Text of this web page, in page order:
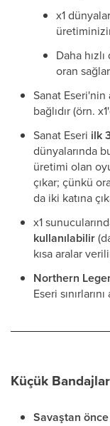
x1
Daha
oran
Sanat Eseri'nin
bağlıdır (örn.
Sanat Eseri ilk
dünyalarında
üretimi olan
çıkar; çünkü
da iki katına
x1
kullanılabilir
kısa aralar
Northern
Eseri sınırlarını
Küçük Bandajlar
Savaştan önce